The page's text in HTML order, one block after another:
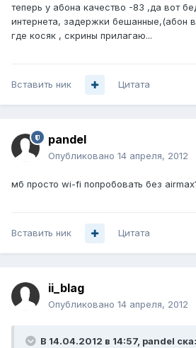
теперь у абона качество -83 ,да вот
интернета, задержки бешанные,(абон
где косяк , скрины прилагаю...
Вставить ник Цитата
pandel
Опубликовано 14 апреля, 2012
мб просто wi-fi попробовать без
Вставить ник Цитата
ii_blag
Опубликовано 14 апреля, 2012
В 14.04.2012 в 14:57, pandel